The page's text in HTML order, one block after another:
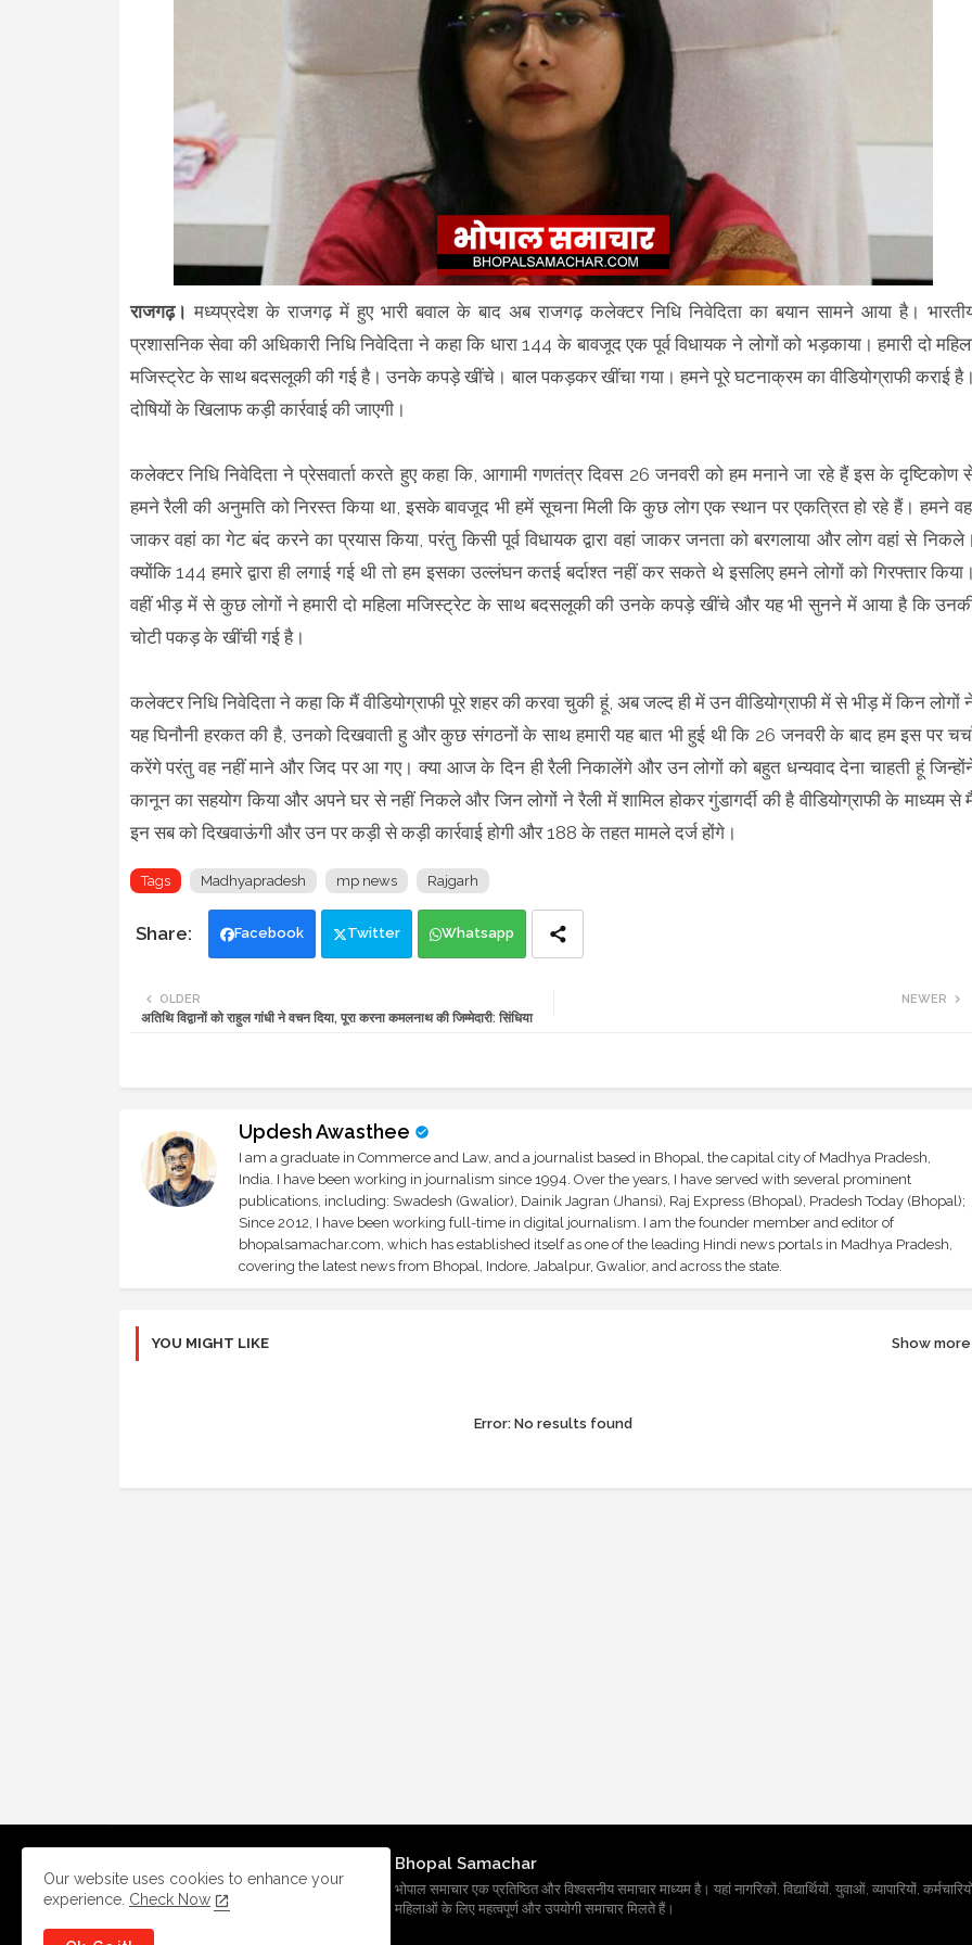
राजगढ़। मध्यप्रदेश के राजगढ़ में हुए भारी बवाल के बाद अब राजगढ़ कलेक्टर निधि निवेदिता का बयान सामने आया है।
प्रशासनिक सेवा की अधिकारी निधि निवेदिता ने कहा कि धारा 144 के बावजूद एक पूर्व विधायक ने लोगों को भड़काया। हमारी दो
मजिस्ट्रेट के साथ बदसलूकी की गई है। उनके कपड़े खींचे। बाल पकड़कर खींचा गया। हमने पूरे घटनाक्रम का वीडियोग्राफी कराई
दोषियों के खिलाफ कड़ी कार्रवाई की जाएगी।
कलेक्टर निधि निवेदिता ने प्रेसवार्ता करते हुए कहा कि, आगामी गणतंत्र दिवस 26 जनवरी को हम मनाने जा रहे हैं इस के दृष्टिकोण
हमने रैली की अनुमति को निरस्त किया था, इसके बावजूद भी हमें सूचना मिली कि कुछ लोग एक स्थान पर एकत्रित हो रहे हैं। हमने
जाकर वहां का गेट बंद करने का प्रयास किया, परंतु किसी पूर्व विधायक द्वारा वहां जाकर जनता को बरगलाया और लोग वहां से
क्योंकि 144 हमारे द्वारा ही लगाई गई थी तो हम इसका उल्लंघन कतई बर्दाश्त नहीं कर सकते थे इसलिए हमने लोगों को गिरफ्तार
वहीं भीड़ में से कुछ लोगों ने हमारी दो महिला मजिस्ट्रेट के साथ बदसलूकी की उनके कपड़े खींचे और यह भी सुनने में आया है कि
चोटी पकड़ के खींची गई है।
कलेक्टर निधि निवेदिता ने कहा कि मैं वीडियोग्राफी पूरे शहर की करवा चुकी हूं, अब जल्द ही में उन वीडियोग्राफी में से भीड़ में किन लोगों
यह घिनौनी हरकत की है, उनको दिखवाती हु और कुछ संगठनों के साथ हमारी यह बात भी हुई थी कि 26 जनवरी के बाद हम इस पर
करेंगे परंतु वह नहीं माने और जिद पर आ गए। क्या आज के दिन ही रैली निकालेंगे और उन लोगों को बहुत धन्यवाद देना चाहती हूं
कानून का सहयोग किया और अपने घर से नहीं निकले और जिन लोगों ने रैली में शामिल होकर गुंडागर्दी की है वीडियोग्राफी के माध्यम से
इन सब को दिखवाऊंगी और उन पर कड़ी से कड़ी कार्रवाई होगी और 188 के तहत मामले दर्ज होंगे।
Tags Madhyapradesh mp news Rajgarh
Facebook Twitter Whatsapp
NEWER
OLDER
अतिथि विद्वानों को राहुल गांधी ने वचन दिया, पूरा करना कमलनाथ की जिम्मेदारी: सिंधिया
Updesh Awasthee
I am a graduate in Commerce and Law, and a journalist based in Bhopal, the capital city of Madhya Pradesh,
India. I have been working in journalism since 1994. Over the years, I have served with several prominent
publications, including: Swadesh (Gwalior), Dainik Jagran (Jhansi), Raj Express (Bhopal), Pradesh Today (Bhopal);
Since 2012, I have been working full-time in digital journalism. I am the founder member and editor of
bhopalsamachar.com, which has established itself as one of the leading Hindi news portals in Madhya Pradesh,
covering the latest news from Bhopal, Indore, Jabalpur, Gwalior, and across the state.
YOU MIGHT LIKE Show more
Error:No results found
Bhopal Samachar
भोपाल समाचार एक प्रतिष्ठित और विश्वसनीय समाचार माध्यम है। यहां नागरिकों, विद्यार्थियों, युवाओं, व्यापारियों,
महिलाओं के लिए महत्वपूर्ण और उपयोगी समाचार मिलते हैं।
Our website uses cookies to enhance your
experience. Check Now